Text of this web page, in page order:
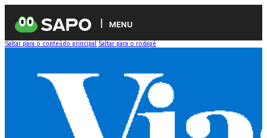
MENU
Saltar para o conteúdo principal Saltar para o rodapé